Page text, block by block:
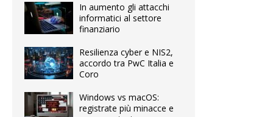
In aumento gli attacchi
informatici al settore
finanziario
Resilienza cyber e NIS2,
accordo tra PwC Italia e
Coro
Windows vs macOS:
registrate più minacce e